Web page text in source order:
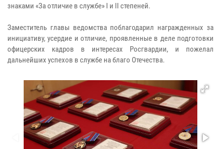
знаками «За отличие в службе» I и II степеней.
Заместитель главы ведомства поблагодарил награжденных за
инициативу, усердие и отличие, проявленные в деле подготовки
офицерских кадров в интересах Росгвардии, и пожелал
дальнейших успехов в службе на благо Отечества.